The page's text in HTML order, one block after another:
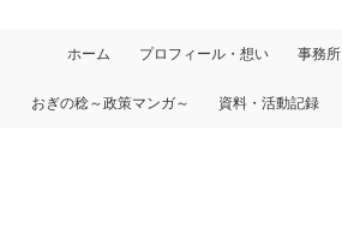
ホーム プロフィール・想い 事務所
おぎの稔～政策マンガ～ 資料・活動記録